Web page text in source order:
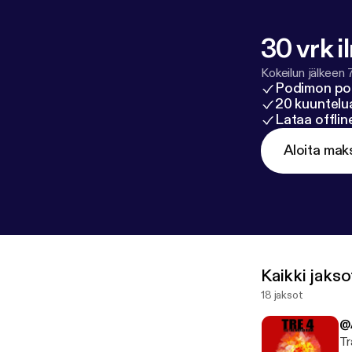
30 vrk
Kokeilun jälkeen
Podimon
20
Lataa
Aloita
Kaikki
18 jaksot